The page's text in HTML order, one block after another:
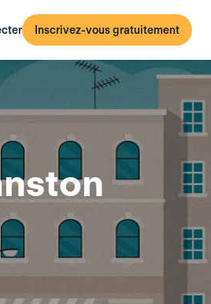
Inscrivez-vous gratuitement